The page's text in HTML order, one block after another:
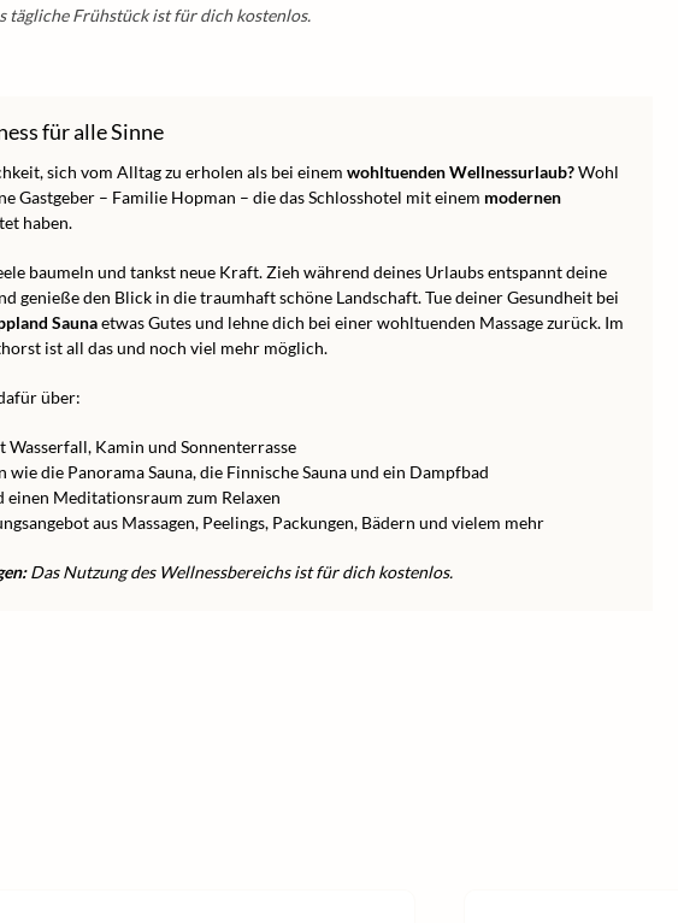
tägliche Frühstück ist für dich kostenlos.
für alle Sinne
sich vom Alltag zu erholen als bei einem wohltuenden Wellnessurlaub?Wohl
Gastgeber – Familie Hopman – die das Schlosshotel mit einem modernen
haben.
baumeln und tankst neue Kraft. Zieh während deines Urlaubs entspannt deine
genieße den Blick in die traumhaft schöne Landschaft. Tue deiner Gesundheit bei
Saunaetwas Gutes und lehne dich bei einer wohltuenden Massage zurück. Im
ist all das und noch viel mehr möglich.
über:
Wasserfall, Kamin und Sonnenterrasse
wie die Panorama Sauna, die Finnische Sauna und ein Dampfbad
einen Meditationsraum zum Relaxen
aus Massagen, Peelings, Packungen, Bädern und vielem mehr
Das Nutzung des Wellnessbereichs ist für dich kostenlos.